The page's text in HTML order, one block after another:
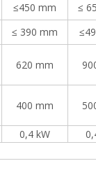
≤450 mm
≤
≤ 390 mm
620 mm
400 mm
0,4 kW